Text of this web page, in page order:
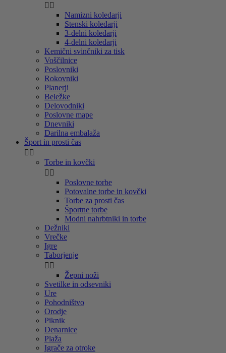
 
Namizni koledarji
Stenski koledarji
3-delni koledarji
4-delni koledarji
Kemični svinčniki za tisk
Voščilnice
Poslovniki
Rokovniki
Planerji
Beležke
Delovodniki
Poslovne mape
Dnevniki
Darilna embalaža
Šport in prosti čas
 
Torbe in kovčki
 
Poslovne torbe
Potovalne torbe in kovčki
Torbe za prosti čas
Športne torbe
Modni nahrbtniki in torbe
Dežniki
Vrečke
Igre
Taborjenje
 
Žepni noži
Svetilke in odsevniki
Ure
Pohodništvo
Orodje
Piknik
Denarnice
Plaža
Igrače za otroke